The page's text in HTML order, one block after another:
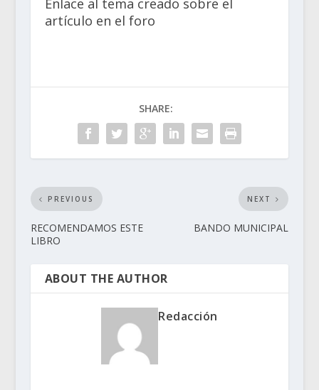
Enlace al tema creado sobre el
artículo en el foro
SHARE:
PREVIOUS
RECOMENDAMOS ESTE
LIBRO
NEXT
BANDO MUNICIPAL
ABOUT THE AUTHOR
Redacción